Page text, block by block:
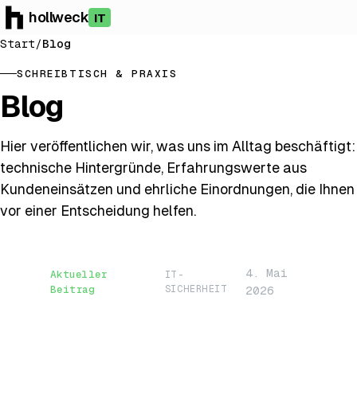
hollweck IT
Start/Blog
SCHREIBTISCH & PRAXIS
Blog
Hier veröffentlichen wir, was uns im Alltag beschäftigt:
technische Hintergründe, Erfahrungswerte aus
Kundeneinsätzen und ehrliche Einordnungen, die Ihnen
vor einer Entscheidung helfen.
Aktueller
Beitrag
IT-
SICHERHEIT
4. Mai
2026